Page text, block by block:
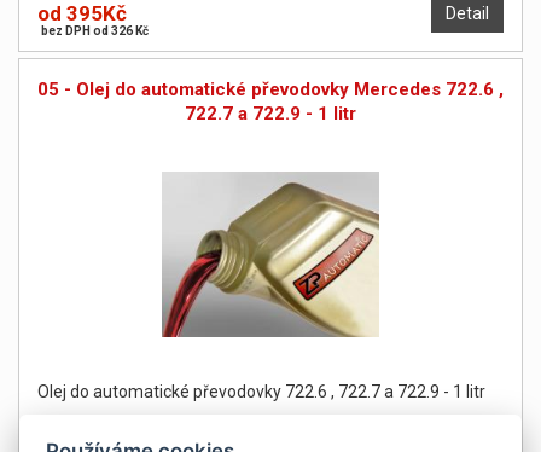
Detail
od 395Kč
bez DPH od 326 Kč
05 - Olej do automatické převodovky Mercedes 722.6 ,
722.7 a 722.9 - 1 litr
Olej do automatické převodovky 722.6 , 722.7 a 722.9 - 1 litr